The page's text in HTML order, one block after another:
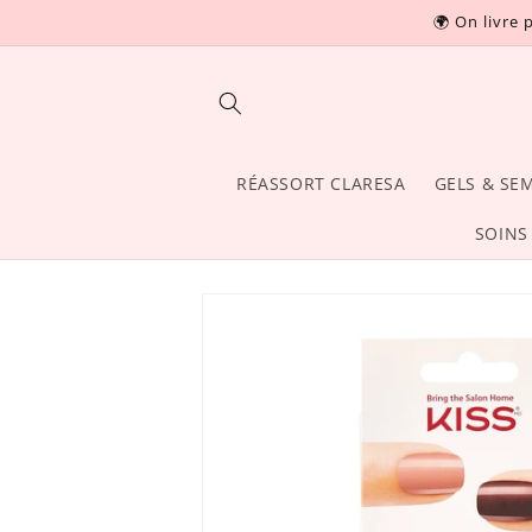
Readau
🌍 On livre
RÉASSORT CLARESA GELS &